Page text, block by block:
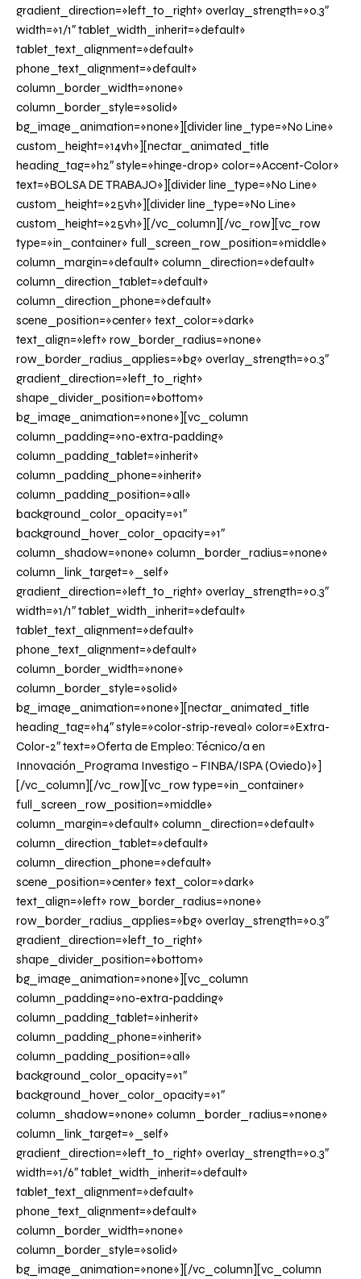
gradient_direction=»left_to_right» overlay_strength=»0.3″
width=»1/1″ tablet_width_inherit=»default»
tablet_text_alignment=»default»
phone_text_alignment=»default»
column_border_width=»none»
column_border_style=»solid»
bg_image_animation=»none»][divider line_type=»No Line»
custom_height=»14vh»][nectar_animated_title
heading_tag=»h2″ style=»hinge-drop» color=»Accent-Color»
text=»BOLSA DE TRABAJO»][divider line_type=»No Line»
custom_height=»25vh»][divider line_type=»No Line»
custom_height=»25vh»][/vc_column][/vc_row][vc_row
type=»in_container» full_screen_row_position=»middle»
column_margin=»default» column_direction=»default»
column_direction_tablet=»default»
column_direction_phone=»default»
scene_position=»center» text_color=»dark»
text_align=»left» row_border_radius=»none»
row_border_radius_applies=»bg» overlay_strength=»0.3″
gradient_direction=»left_to_right»
shape_divider_position=»bottom»
bg_image_animation=»none»][vc_column
column_padding=»no-extra-padding»
column_padding_tablet=»inherit»
column_padding_phone=»inherit»
column_padding_position=»all»
background_color_opacity=»1″
background_hover_color_opacity=»1″
column_shadow=»none» column_border_radius=»none»
column_link_target=»_self»
gradient_direction=»left_to_right» overlay_strength=»0.3″
width=»1/1″ tablet_width_inherit=»default»
tablet_text_alignment=»default»
phone_text_alignment=»default»
column_border_width=»none»
column_border_style=»solid»
bg_image_animation=»none»][nectar_animated_title
heading_tag=»h4″ style=»color-strip-reveal» color=»Extra-
Color-2″ text=»Oferta de Empleo: Técnico/a en
Innovación_Programa Investigo – FINBA/ISPA (Oviedo)»]
[/vc_column][/vc_row][vc_row type=»in_container»
full_screen_row_position=»middle»
column_margin=»default» column_direction=»default»
column_direction_tablet=»default»
column_direction_phone=»default»
scene_position=»center» text_color=»dark»
text_align=»left» row_border_radius=»none»
row_border_radius_applies=»bg» overlay_strength=»0.3″
gradient_direction=»left_to_right»
shape_divider_position=»bottom»
bg_image_animation=»none»][vc_column
column_padding=»no-extra-padding»
column_padding_tablet=»inherit»
column_padding_phone=»inherit»
column_padding_position=»all»
background_color_opacity=»1″
background_hover_color_opacity=»1″
column_shadow=»none» column_border_radius=»none»
column_link_target=»_self»
gradient_direction=»left_to_right» overlay_strength=»0.3″
width=»1/6″ tablet_width_inherit=»default»
tablet_text_alignment=»default»
phone_text_alignment=»default»
column_border_width=»none»
column_border_style=»solid»
bg_image_animation=»none»][/vc_column][vc_column